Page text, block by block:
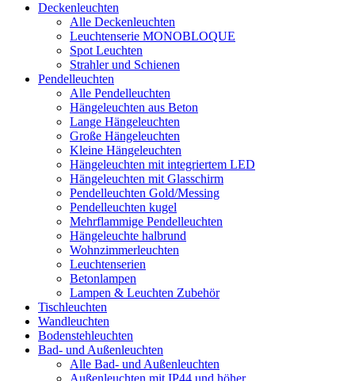
Deckenleuchten
Alle Deckenleuchten
Leuchtenserie MONOBLOQUE
Spot Leuchten
Strahler und Schienen
Pendelleuchten
Alle Pendelleuchten
Hängeleuchten aus Beton
Lange Hängeleuchten
Große Hängeleuchten
Kleine Hängeleuchten
Hängeleuchten mit integriertem LED
Hängeleuchten mit Glasschirm
Pendelleuchten Gold/Messing
Pendelleuchten kugel
Mehrflammige Pendelleuchten
Hängeleuchte halbrund
Wohnzimmerleuchten
Leuchtenserien
Betonlampen
Lampen & Leuchten Zubehör
Tischleuchten
Wandleuchten
Bodenstehleuchten
Bad- und Außenleuchten
Alle Bad- und Außenleuchten
Außenleuchten mit IP44 und höher